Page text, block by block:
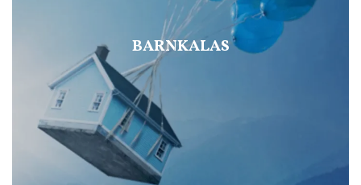
BARNKALAS